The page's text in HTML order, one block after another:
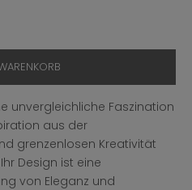
unvergleichliche Faszination
aus der
grenzenlosen Kreativität
Ihr Design ist eine
von Eleganz und